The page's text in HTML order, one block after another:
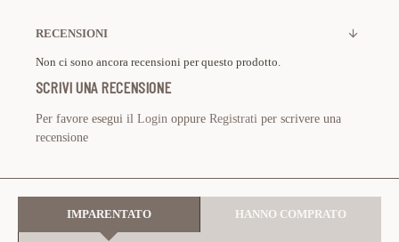
RECENSIONI
Non ci sono ancora recensioni per questo prodotto.
SCRIVI UNA RECENSIONE
Per favore esegui il Login oppure Registrati per scrivere una
recensione
IMPARENTATO HANNO COMPRATO